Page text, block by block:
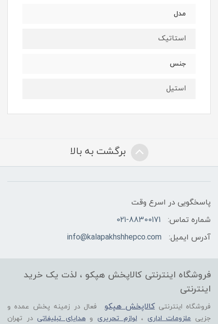
مدل
استاتیک
جنس
استیل
برگشت به بالا
پاسخگویی در اسرع وقت
شماره تماس:
021-88300171
آدرس ایمیل:
info@kalapakhshhepco.com
فروشگاه اینترنتی کالاپخش هپکو ، لذت یک خرید
اینترنتی
فروشگاه اینترنتی کالاپخش هپکو
فعال در زمینه پخش عمده و
جزیی ملزومات اداری ، لوازم تحریری وهدایای تبلیغاتیدر تهران